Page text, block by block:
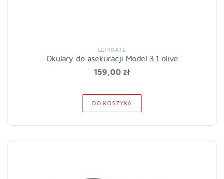
LEPIRATE
Okulary do asekuracji Model 3.1 olive
159,00 zł
DO KOSZYKA